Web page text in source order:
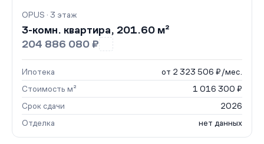
OPUS · 3 этаж
3-комн. квартира, 201.60 м²
204 886 080 ₽
Ипотека
от 2 323 506 ₽/мес.
Стоимость м²
1 016 300 ₽
Срок сдачи
2026
Отделка
нет данных